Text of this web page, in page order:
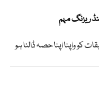
ریزنگ مہم
کو واپنا اپنا حصہ ڈالنا ہو